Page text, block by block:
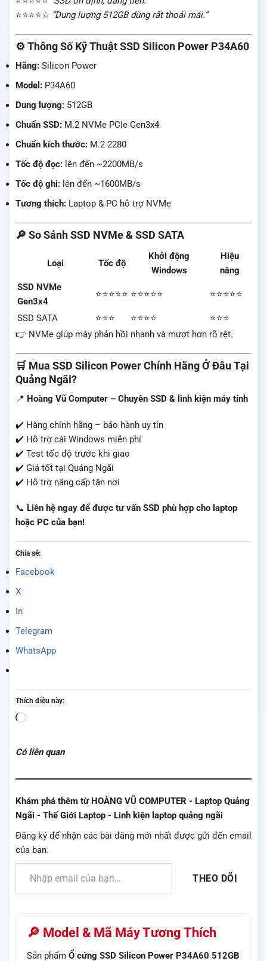
⭐⭐⭐⭐☆ “Dung lượng 512GB dùng rất thoải mái.”
⚙️ Thông Số Kỹ Thuật SSD Silicon Power P34A60
Hãng: Silicon Power
Model: P34A60
Dung lượng: 512GB
Chuẩn SSD: M.2 NVMe PCIe Gen3x4
Chuẩn kích thước: M.2 2280
Tốc độ đọc: lên đến ~2200MB/s
Tốc độ ghi: lên đến ~1600MB/s
Tương thích: Laptop & PC hỗ trợ NVMe
🔎 So Sánh SSD NVMe & SSD SATA
Loại Tốc độ
Khởi động
Windows
Hiệu
năng
SSD NVMe
Gen3x4
⭐⭐⭐⭐⭐ ⭐⭐⭐⭐⭐ ⭐⭐⭐⭐⭐
SSD SATA ⭐⭐⭐ ⭐⭐⭐⭐
⭐⭐⭐
👉 NVMe giúp máy phản hồi nhanh và mượt hơn rõ rệt.
🛒 Mua SSD Silicon Power Chính Hãng Ở Đâu Tại
Quảng Ngãi?
📍 Hoàng Vũ Computer – Chuyên SSD & linh kiện máy tính
✔️ Hàng chính hãng – bảo hành uy tín
✔️ Hỗ trợ cài Windows miễn phí
✔️ Test tốc độ trước khi giao
✔️ Giá tốt tại Quảng Ngãi
✔️ Hỗ trợ nâng cấp tận nơi
📞 Liên hệ ngay để được tư vấn SSD phù hợp cho laptop
hoặc PC của bạn!
Chia sẻ:
Facebook
X
In
Telegram
WhatsApp
Thích điều này:
Đang
Có liên quan
Khám phá thêm từ HOÀNG VŨ COMPUTER - Laptop Quảng
Ngãi - Thế Giới Laptop - Linh kiện laptop quảng ngãi
Đăng ký để nhận các bài đăng mới nhất được gửi đến email
của bạn.
Nhập email của bạn…
THEO DÕI
🔎 Model & Mã Máy Tương Thích
Sản phẩm Ổ cứng SSD Silicon Power P34A60 512GB